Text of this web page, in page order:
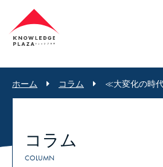
ホーム コラム ≪大変化の時
コラム
COLUMN